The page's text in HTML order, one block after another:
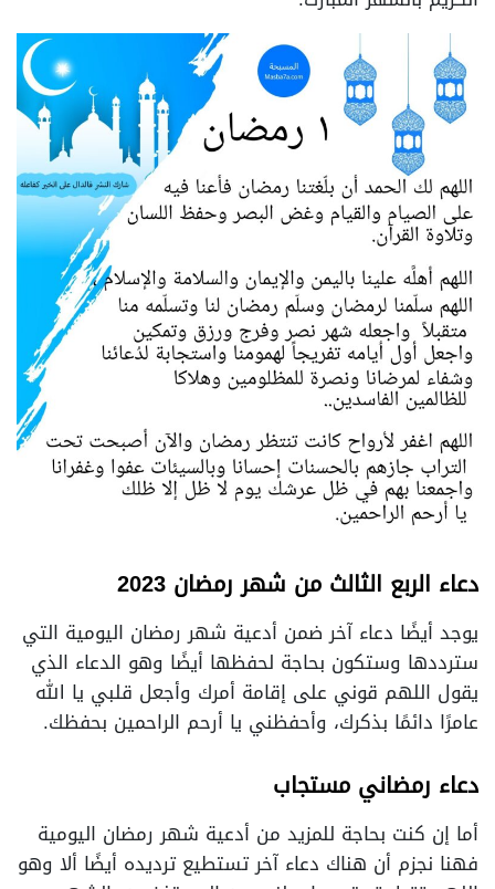
دعاء الربع الثالث من شهر رمضان 2023
يوجد أيضًا دعاء آخر ضمن أدعية شهر رمضان اليومية التي
سترددها وستكون بحاجة لحفظها أيضًا وهو الدعاء الذي
يقول اللهم قوني على إقامة أمرك وأجعل قلبي يا الله
عامرًا دائمًا بذكرك، وأحفظني يا أرحم الراحمين بحفظك.
دعاء رمضاني مستجاب
أما إن كنت بحاجة للمزيد من أدعية شهر رمضان اليومية
فهنا نجزم أن هناك دعاء آخر تستطيع ترديده أيضًا ألا وهو